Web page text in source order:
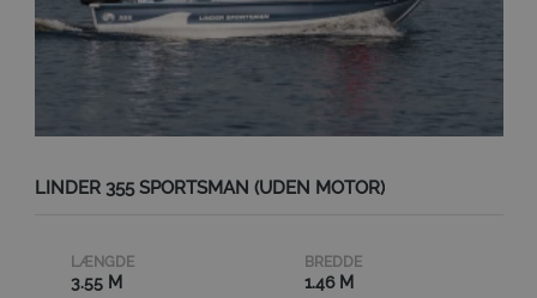
LINDER 355 SPORTSMAN (UDEN MOTOR)
LÆNGDE
3.55 M
BREDDE
1.46 M